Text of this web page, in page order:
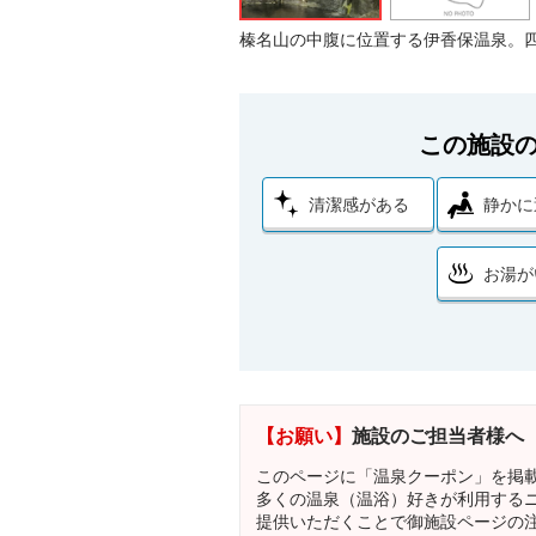
榛名山の中腹に位置する伊香保温泉。
この施設
清潔感がある 静か
お湯
【お願い】 施設のご担当者様へ
このページに「温泉クーポン」を掲
多くの温泉（温浴）好きが利用する
提供いただくことで御施設ページの